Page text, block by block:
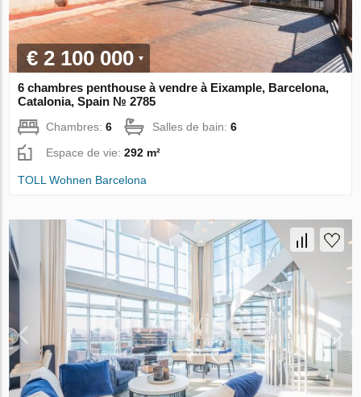
€ 2 100 000
6 chambres penthouse à vendre à Eixample, Barcelona,
Catalonia, Spain № 2785
Chambres:6 Salles de bain:6
Espace de vie:292 m²
TOLL Wohnen Barcelona